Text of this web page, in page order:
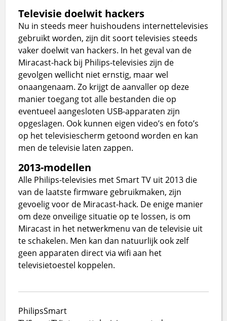
Televisie doelwit hackers
Nu in steeds meer huishoudens internettelevisies
gebruikt worden, zijn dit soort televisies steeds
vaker doelwit van hackers. In het geval van de
Miracast-hack bij Philips-televisies zijn de
gevolgen wellicht niet ernstig, maar wel
onaangenaam. Zo krijgt de aanvaller op deze
manier toegang tot alle bestanden die op
eventueel aangesloten USB-apparaten zijn
opgeslagen. Ook kunnen eigen video’s en foto’s
op het televisiescherm getoond worden en kan
men de televisie laten zappen.
2013-modellen
Alle Philips-televisies met Smart TV uit 2013 die
van de laatste firmware gebruikmaken, zijn
gevoelig voor de Miracast-hack. De enige manier
om deze onveilige situatie op te lossen, is om
Miracast in het netwerkmenu van de televisie uit
te schakelen. Men kan dan natuurlijk ook zelf
geen apparaten direct via wifi aan het
televisietoestel koppelen.
PhilipsSmart